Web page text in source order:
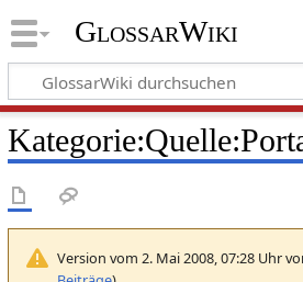
GlossarWiki
Kategorie:
Version vom 2. Mai 2008, 07:28 Uhr